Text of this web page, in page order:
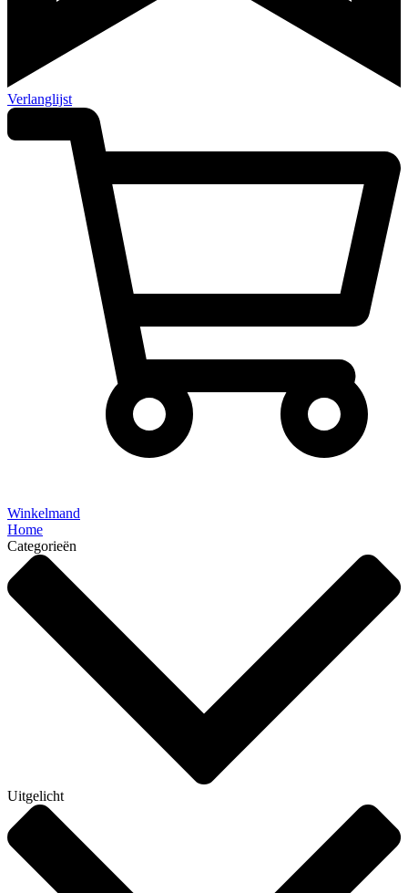
Verlanglijst
Winkelmand
Home
Categorieën
Uitgelicht